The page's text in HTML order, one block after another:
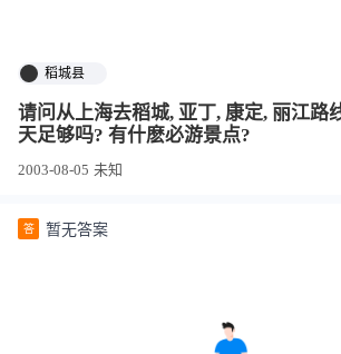
稻城县
请问从上海去稻城, 亚丁, 康定, 丽江路
天足够吗? 有什麽必游景点?
2003-08-05 未知
答 暂无答案